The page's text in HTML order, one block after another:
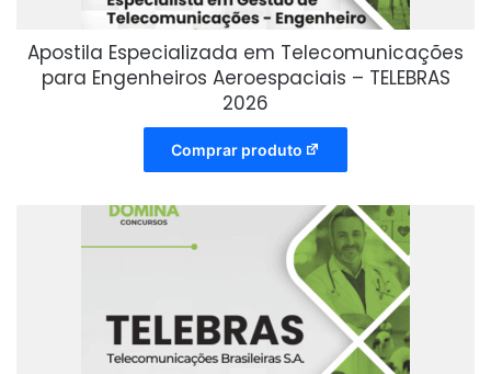
Apostila Especializada em Telecomunicações
para Engenheiros Aeroespaciais – TELEBRAS
2026
Comprar produto